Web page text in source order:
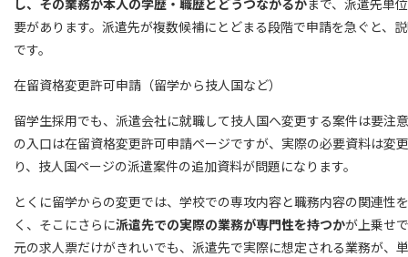
要があります。派遣先が複数候補にとどまる段階で申請を急ぐと、
です。
在留資格変更許可申請（留学から技人国など）
留学生採用でも、派遣会社に就職して技人国へ変更する案件は要注
の入口は在留資格変更許可申請ページですが、実際の必要資料は変
り、技人国ページの派遣案件の追加資料が問題になります。
とくに留学からの変更では、学校での専攻内容と職務内容の関連性
く、そこにさらに派遣先での実際の業務が専門性を持つかが上乗せ
元の求人票だけがきれいでも、派遣先で実際に想定される業務が、